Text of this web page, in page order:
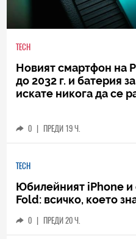
TECH
Новият смартфон на
до 2032 г. и батерия
искате никога да се
0 | ПРЕДИ 19 Ч.
TECH
Юбилейният iPhone и
Fold: всичко, което
0 | ПРЕДИ 20 Ч.